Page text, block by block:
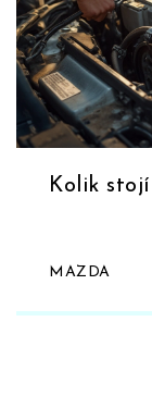
Kolik
MAZDA